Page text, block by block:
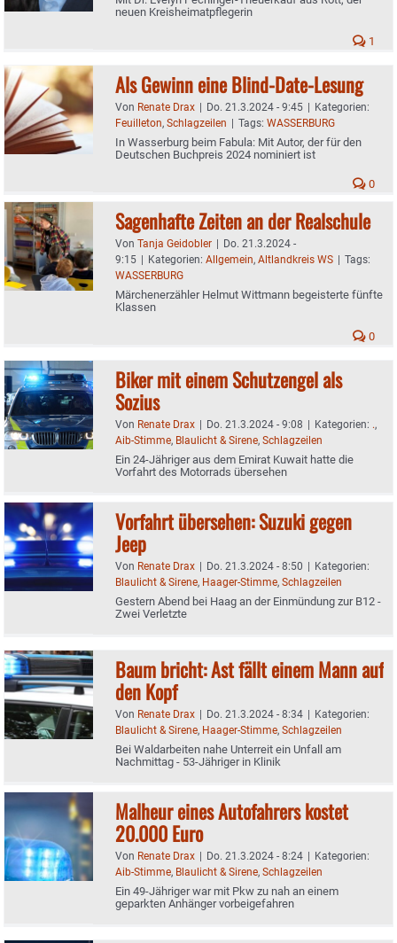
neuen Kreisheimatpflegerin
1
Als Gewinn eine Blind-Date-Lesung
Von Renate Drax | Do. 21.3.2024 - 9:45 | Kategorien:
Feuilleton, Schlagzeilen | Tags: WASSERBURG
In Wasserburg beim Fabula: Mit Autor, der für den
Deutschen Buchpreis 2024 nominiert ist
0
Sagenhafte Zeiten an der Realschule
Von Tanja Geidobler | Do. 21.3.2024 -
9:15 | Kategorien: Allgemein, Altlandkreis WS | Tags:
WASSERBURG
Märchenerzähler Helmut Wittmann begeisterte fünfte
Klassen
0
Biker mit einem Schutzengel als
Sozius
Von Renate Drax | Do. 21.3.2024 - 9:08 | Kategorien: .,
Aib-Stimme, Blaulicht & Sirene, Schlagzeilen
Ein 24-Jähriger aus dem Emirat Kuwait hatte die
Vorfahrt des Motorrads übersehen
Vorfahrt übersehen: Suzuki gegen
Jeep
Von Renate Drax | Do. 21.3.2024 - 8:50 | Kategorien:
Blaulicht & Sirene, Haager-Stimme, Schlagzeilen
Gestern Abend bei Haag an der Einmündung zur B12 -
Zwei Verletzte
Baum bricht: Ast fällt einem Mann auf
den Kopf
Von Renate Drax | Do. 21.3.2024 - 8:34 | Kategorien:
Blaulicht & Sirene, Haager-Stimme, Schlagzeilen
Bei Waldarbeiten nahe Unterreit ein Unfall am
Nachmittag - 53-Jähriger in Klinik
Malheur eines Autofahrers kostet
20.000 Euro
Von Renate Drax | Do. 21.3.2024 - 8:24 | Kategorien:
Aib-Stimme, Blaulicht & Sirene, Schlagzeilen
Ein 49-Jähriger war mit Pkw zu nah an einem
geparkten Anhänger vorbeigefahren